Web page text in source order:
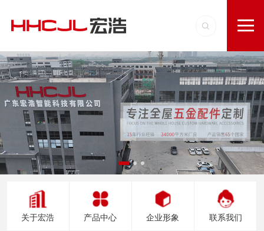
关于宏浩 产品中心 企业形象 联系我们